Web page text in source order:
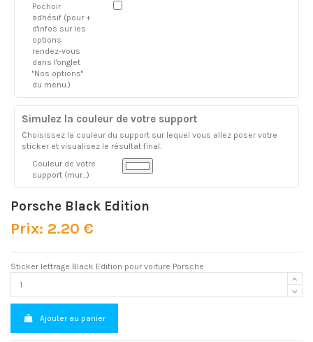
Pochoir
adhésif (pour +
d'infos sur les
options
rendez-vous
dans l'onglet
"Nos options"
du menu.)
Simulez la couleur de votre support
Choisissez la couleur du support sur lequel vous allez poser votre
sticker et visualisez le résultat final.
Couleur de votre
support (mur...)
Porsche Black Edition
Prix: 2.20 €
Sticker lettrage Black Edition pour voiture Porsche
Ajouter au panier